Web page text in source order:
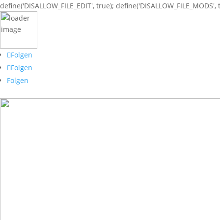
define('DISALLOW_FILE_EDIT', true); define('DISALLOW_FILE_MODS',
Folgen
Folgen
Folgen